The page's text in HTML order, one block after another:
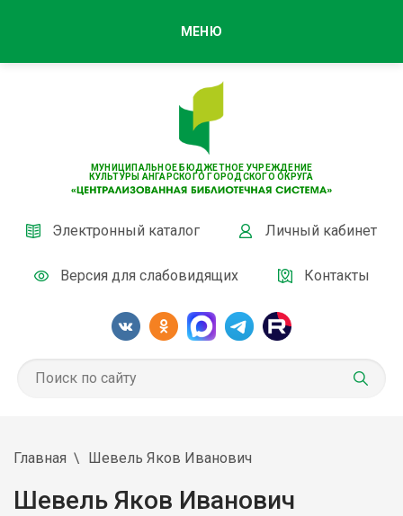
МУНИЦИПАЛЬНОЕ БЮДЖЕТНОЕ УЧРЕЖДЕНИЕ
КУЛЬТУРЫ АНГАРСКОГО ГОРОДСКОГО ОКРУГА
Электронный каталог Личный кабинет
Версия для слабовидящих Контакты
МЕНЮ
Главная Шевель Яков Иванович
Шевель Яков Иванович